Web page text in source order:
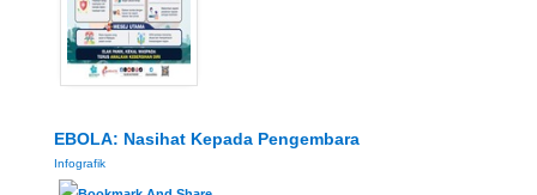
EBOLA: Nasihat Kepada Pengembara
Infografik